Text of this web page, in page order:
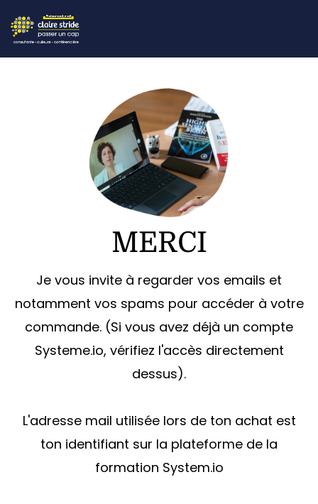
MERCI
Je vous invite à regarder vos emails et
notamment vos spams pour accéder à votre
commande. (Si vous avez déjà un compte
Systeme.io, vérifiez l'accès directement
dessus).
L'adresse mail utilisée lors de ton achat est
ton identifiant sur la plateforme de la
formation System.io